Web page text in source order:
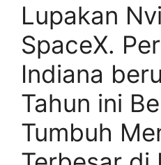
Lupakan
SpaceX.
Indiana
Tahun ini
Tumbuh